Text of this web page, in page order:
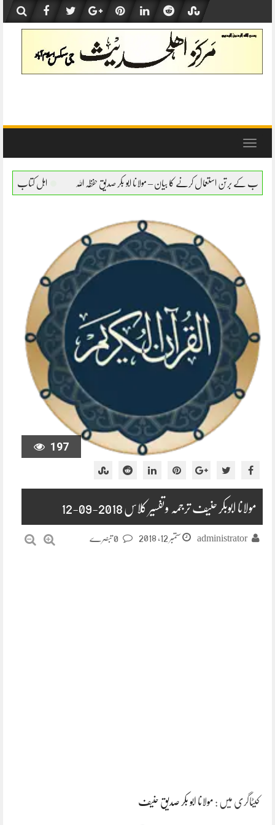
content
Toggle
بیان – مولانا ابو بکر صدیق حفظہ اللہ اہل کتاب کے برتن استعمال کرنے کا بیان –
197
مولانا ابوبکر حنیف ترجمہ وتفسیر کلاس 2018-09-12
administrator ستمبر 12, 2018
کیٹاگری میں : مولانا ابو بکر صدیق حنیف